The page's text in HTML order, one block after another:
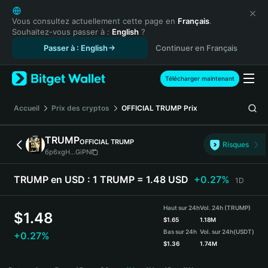
English
日本語
Tiếng Việt
Español (Latinoamérica)
Türkçe
Français
Deutsch
简体中文
繁體中文
Português (Portugal)
Bahasa Indonesia
ภาษาไทย
Español
Español (Argentina)
Vous consultez actuellement cette page en Français.
Souhaitez-vous passer à : English ?
Passer à : English
Continuer en Français
Télécharger maintenant
Accueil Prix des cryptos OFFICIAL TRUMP Prix
TRUMPOFFICIAL TRUMP
6p6xgH...GiPN
Risques
TRUMP en USD : 1 TRUMP = 1.48 USD +0.27% 1D
$1.48
+0.27%
Haut sur 24h
$1.65
Bas sur 24h
$1.36
Vol. 24h (TRUMP)
1.18M
Vol. sur 24h(USDT)
1.74M